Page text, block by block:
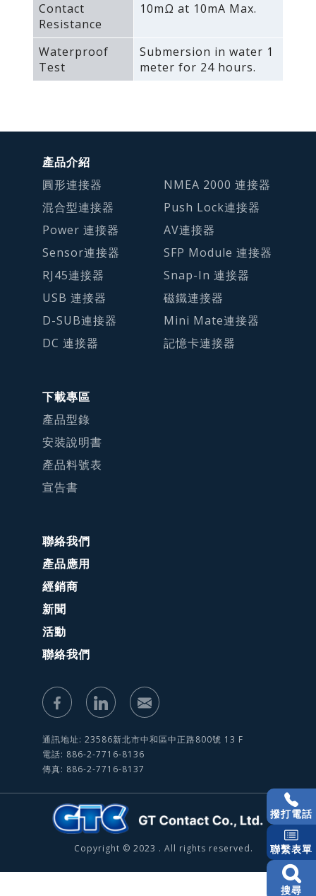
Contact
Resistance
10mΩ at 10mA Max.
Waterproof
Test
Submersion in water 1
meter for 24 hours.
產品介紹
圓形連接器
混合型連接器
Power 連接器
Sensor連接器
RJ45連接器
USB 連接器
D-SUB連接器
DC 連接器
NMEA 2000 連接器
Push Lock連接器
AV連接器
SFP Module 連接器
Snap-In 連接器
磁鐵連接器
Mini Mate連接器
記憶卡連接器
下載專區
產品型錄
安裝說明書
產品料號表
宣告書
聯絡我們
產品應用
經銷商
新聞
活動
聯絡我們
通訊地址: 23586新北市中和區中正路800號 13 F
電話: 886-2-7716-8136
傳真: 886-2-7716-8137
Copyright © 2023 . All rights reserved.
撥打電話
聯繫表單
搜尋